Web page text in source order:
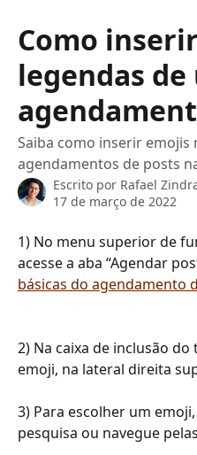
Como
legendas de
Saiba como inserir emojis
agendamentos de posts
Escrito por Rafael
17 de março de 2022
1) No menu superior de
acesse a aba “Agendar
básicas do agendamento
2) Na caixa de inclusão
emoji, na lateral direita
3) Para escolher um
pesquisa ou navegue